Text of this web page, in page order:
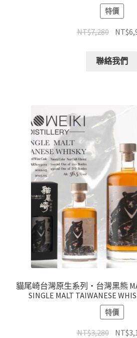
特價
NT$7,280 NT$
聯絡我們
貓尾崎台灣原生系列・台灣黑熊
SINGLE MALT TAIWANESE
特價
NT$3,280 NT$